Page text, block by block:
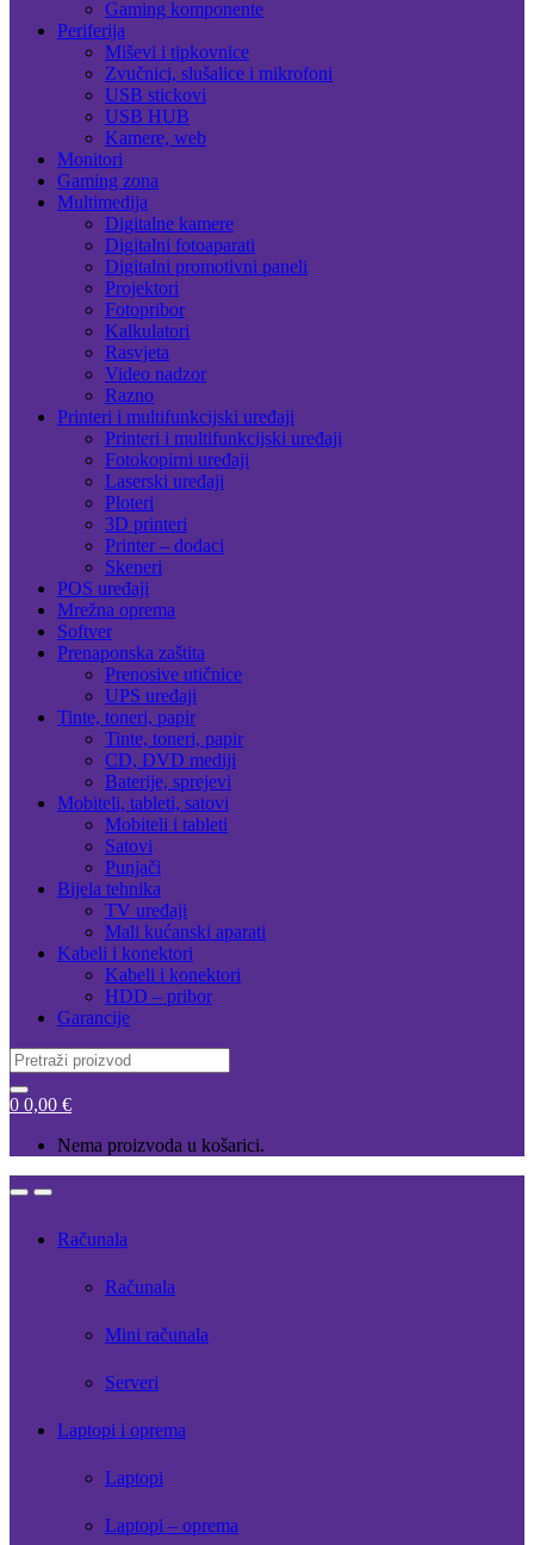
Gaming komponente
Periferija
Miševi i tipkovnice
Zvučnici, slušalice i mikrofoni
USB stickovi
USB HUB
Kamere, web
Monitori
Gaming zona
Multimedija
Digitalne kamere
Digitalni fotoaparati
Digitalni promotivni paneli
Projektori
Fotopribor
Kalkulatori
Rasvjeta
Video nadzor
Razno
Printeri i multifunkcijski uređaji
Printeri i multifunkcijski uređaji
Fotokopirni uređaji
Laserski uređaji
Ploteri
3D printeri
Printer – dodaci
Skeneri
POS uređaji
Mrežna oprema
Softver
Prenaponska zaštita
Prenosive utičnice
UPS uređaji
Tinte, toneri, papir
Tinte, toneri, papir
CD, DVD mediji
Baterije, sprejevi
Mobiteli, tableti, satovi
Mobiteli i tableti
Satovi
Punjači
Bijela tehnika
TV uređaji
Mali kućanski aparati
Kabeli i konektori
Kabeli i konektori
HDD – pribor
Garancije
Search
for:
0 0,00 €
Nema proizvoda u košarici.
OpenClose
Računala
Računala
Mini računala
Serveri
Laptopi i oprema
Laptopi
Laptopi – oprema